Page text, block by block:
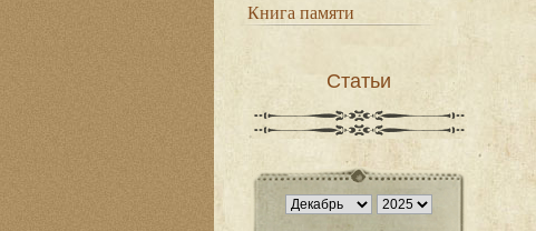
Книга памяти
Статьи